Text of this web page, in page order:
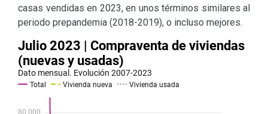
casas vendidas en 2023, en unos términos similares al
periodo prepandemia (2018-2019), o incluso mejores.